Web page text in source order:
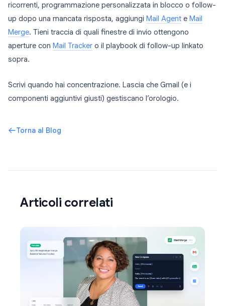
ricorrenti, programmazione personalizzata in blocco o follow-
up dopo una mancata risposta, aggiungi Mail Agent e Mail
Merge. Tieni traccia di quali finestre di invio ottengono
aperture con Mail Tracker o il playbook di follow-up linkato
sopra.
Scrivi quando hai concentrazione. Lascia che Gmail (e i
componenti aggiuntivi giusti) gestiscano l’orologio.
Torna al Blog
Articoli correlati